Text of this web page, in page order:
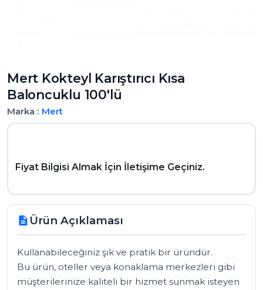
Mert Kokteyl Karıştırıcı Kısa
Baloncuklu 100'lü
Marka : Mert
Fiyat Bilgisi Almak İçin İletişime Geçiniz.
description Ürün Açıklaması
Kullanabileceğiniz şık ve pratik bir üründür.
Bu ürün, oteller veya konaklama merkezleri gibi
müşterilerinize kaliteli bir hizmet sunmak isteyen